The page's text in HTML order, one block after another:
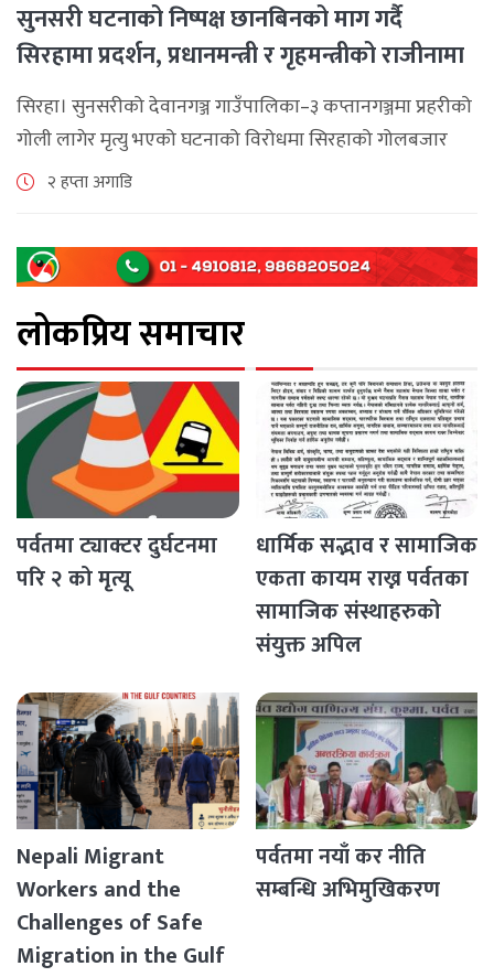
सुनसरी घटनाको निष्पक्ष छानबिनको माग गर्दै
सिरहामा प्रदर्शन, प्रधानमन्त्री र गृहमन्त्रीको राजीनामा
माग
सिरहा। सुनसरीको देवानगञ्ज गाउँपालिका–३ कप्तानगञ्जमा प्रहरीको
गोली लागेर मृत्यु भएको घटनाको विरोधमा सिरहाको गोलबजार
नगरपालिका–८ पुरानो चोक चोहर्वामा स्थानीयले प्रदर्शन गरेका
पश्चिम राजमार्ग अवरुद्ध [...]
२ हप्ता अगाडि
लोकप्रिय समाचार
पर्वतमा ट्याक्टर दुर्घटनमा
परि २ को मृत्यू
धार्मिक सद्भाव र सामाजिक
एकता कायम राख्न पर्वतका
सामाजिक संस्थाहरुको
संयुक्त अपिल
Nepali Migrant
Workers and the
Challenges of Safe
Migration in the Gulf
पर्वतमा नयाँ कर नीति
सम्बन्धि अभिमुखिकरण